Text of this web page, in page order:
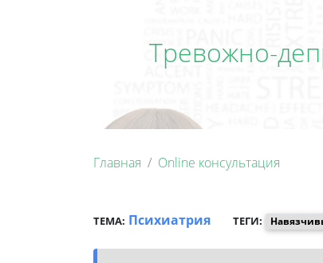
Тревожно-
Главная Online консультация
ТЕМА: Психиатрия ТЕГИ: